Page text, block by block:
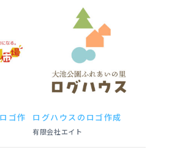
ゴ作
ログハウスのロゴ作成
有限会社エイト